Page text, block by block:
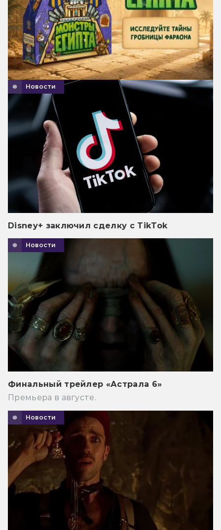
Новости
Disney+ заключил сделку с TikTok
Новости
Финальный трейлер «Астрала 6»
Премьера в августе.
Новости